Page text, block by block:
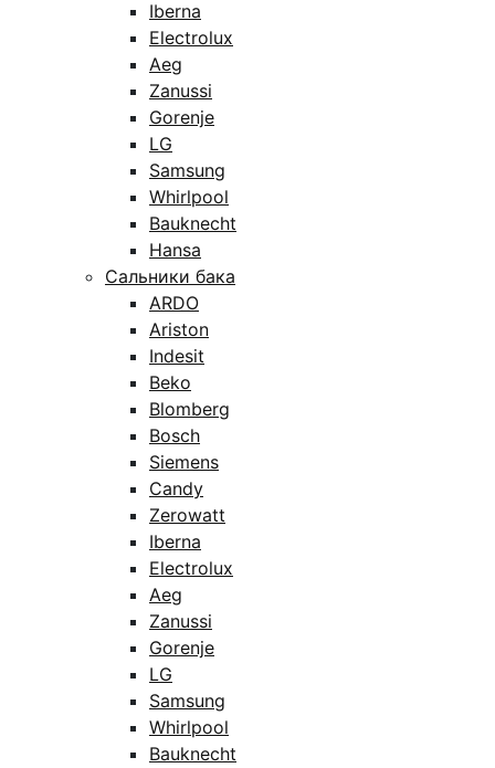
Iberna
Electrolux
Aeg
Zanussi
Gorenje
LG
Samsung
Whirlpool
Bauknecht
Hansa
Сальники бака
ARDO
Ariston
Indesit
Beko
Blomberg
Bosch
Siemens
Candy
Zerowatt
Iberna
Electrolux
Aeg
Zanussi
Gorenje
LG
Samsung
Whirlpool
Bauknecht